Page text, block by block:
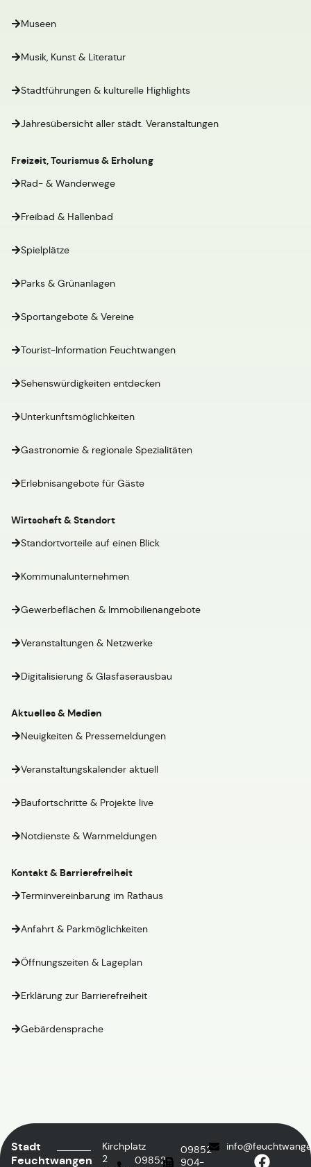
Museen
Musik, Kunst & Literatur
Stadtführungen & kulturelle Highlights
Jahresübersicht aller städt. Veranstaltungen
Freizeit, Tourismus & Erholung
Rad- & Wanderwege
Freibad & Hallenbad
Spielplätze
Parks & Grünanlagen
Sportangebote & Vereine
Tourist-Information Feuchtwangen
Sehenswürdigkeiten entdecken
Unterkunftsmöglichkeiten
Gastronomie & regionale Spezialitäten
Erlebnisangebote für Gäste
Wirtschaft & Standort
Standortvorteile auf einen Blick
Kommunalunternehmen
Gewerbeflächen & Immobilienangebote
Veranstaltungen & Netzwerke
Digitalisierung & Glasfaserausbau
Aktuelles & Medien
Neuigkeiten & Pressemeldungen
Veranstaltungskalender aktuell
Baufortschritte & Projekte live
Notdienste & Warnmeldungen
Kontakt & Barrierefreiheit
Terminvereinbarung im Rathaus
Anfahrt & Parkmöglichkeiten
Öffnungszeiten & Lageplan
Erklärung zur Barrierefreiheit
Gebärdensprache
Stadt
Feuchtwangen
Kirchplatz
2
09852
09852
904-